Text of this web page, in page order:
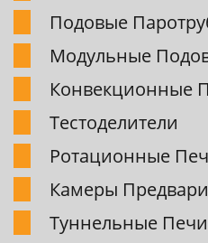
Подовые
Модульные
Конвекционные
Тестоделители
Pотационные
Камеpы
Туннельные Печи